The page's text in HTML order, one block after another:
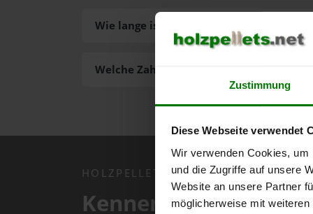
Zustimmung
Diese Webseite verwendet
Wir verwenden Cookies,
und die Zugriffe auf unsere
Website an unsere Partner
möglicherweise mit
Welche Zahlungsarten gibt es?
Wie lange ist die Lieferzeit der Pellets?
HOLZPELLETS.NET APP
Kennen Sie schon